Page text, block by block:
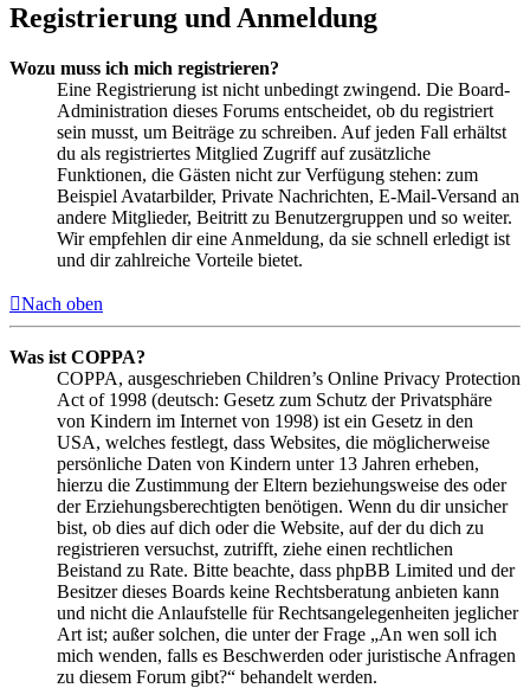
Registrierung und Anmeldung
Wozu muss ich mich registrieren?
Eine Registrierung ist nicht unbedingt zwingend. Die Board-
Administration dieses Forums entscheidet, ob du registriert
sein musst, um Beiträge zu schreiben. Auf jeden Fall erhältst
du als registriertes Mitglied Zugriff auf zusätzliche
Funktionen, die Gästen nicht zur Verfügung stehen: zum
Beispiel Avatarbilder, Private Nachrichten, E-Mail-Versand an
andere Mitglieder, Beitritt zu Benutzergruppen und so weiter.
Wir empfehlen dir eine Anmeldung, da sie schnell erledigt ist
und dir zahlreiche Vorteile bietet.
Nach oben
Was ist COPPA?
COPPA, ausgeschrieben Children’s Online Privacy Protection
Act of 1998 (deutsch: Gesetz zum Schutz der Privatsphäre
von Kindern im Internet von 1998) ist ein Gesetz in den
USA, welches festlegt, dass Websites, die möglicherweise
persönliche Daten von Kindern unter 13 Jahren erheben,
hierzu die Zustimmung der Eltern beziehungsweise des oder
der Erziehungsberechtigten benötigen. Wenn du dir unsicher
bist, ob dies auf dich oder die Website, auf der du dich zu
registrieren versuchst, zutrifft, ziehe einen rechtlichen
Beistand zu Rate. Bitte beachte, dass phpBB Limited und der
Besitzer dieses Boards keine Rechtsberatung anbieten kann
und nicht die Anlaufstelle für Rechtsangelegenheiten jeglicher
Art ist; außer solchen, die unter der Frage „An wen soll ich
mich wenden, falls es Beschwerden oder juristische Anfragen
zu diesem Forum gibt?“ behandelt werden.